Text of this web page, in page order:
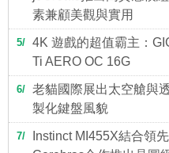
素兼顧美觀與實用
5
4K 遊戲的超值霸主：
Ti AERO OC 16G
6
老貓國際展出太空艙與
製化鍵盤風貌
7
Instinct MI455X結合領